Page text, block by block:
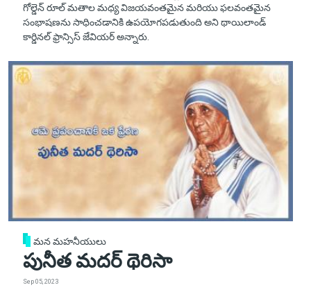
గోల్డెన్ రూల్ మతాల మధ్య విజయవంతమైన మరియు ఫలవంతమైన
సంభాషణను సాధించడానికి ఉపయోగపడుతుంది అని థాయిలాండ్
కార్డినల్ ఫ్రాన్సిస్ జేవియర్ అన్నారు.
మన మహనీయులు
పునీత మదర్ థెరిసా
Sep 05, 2023